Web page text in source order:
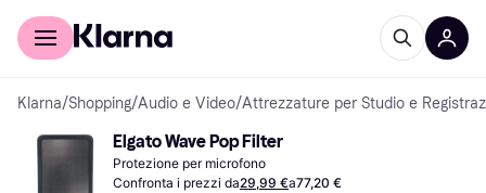
Per il tuo shopping
Klarna/Shopping/Audio e Video/Attrezzature per Studio e
Elgato Wave Pop Filter
Protezione per microfono
Confronta i prezzi da29,99 €a77,20 €